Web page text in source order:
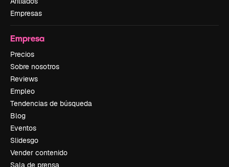
Empresas
Empresa
Precios
Sobre nosotros
Reviews
Empleo
Tendencias de búsqueda
Blog
Eventos
Slidesgo
Vender contenido
Sala de prensa